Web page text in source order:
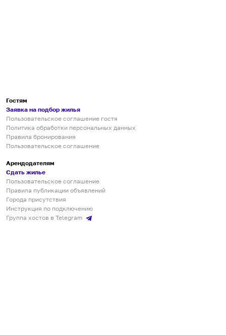
Гостям
Заявка на подбор жилья
Пользовательское соглашение гостя
Политика обработки персональных данных
Правила бронирования
Пользовательское соглашение
Арендодателям
Сдать жилье
Пользовательское соглашение
Правила публикации объявлений
Города присутствия
Инструкция по подключению
Группа хостов в Telegram